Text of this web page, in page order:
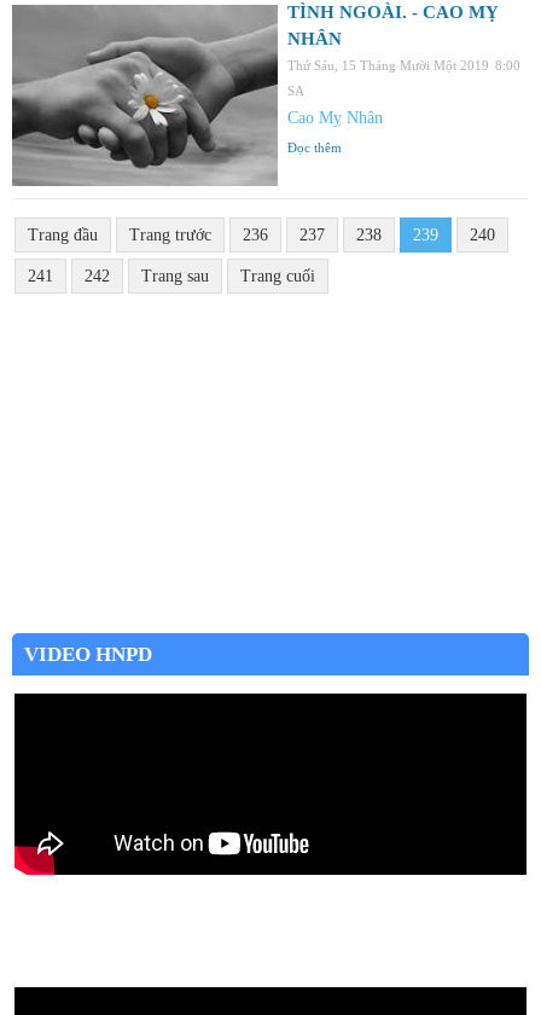
TÌNH NGOÀI. - CAO MỴ
NHÂN
Thứ Sáu, 15 Tháng Mười Một 2019 8:00
SA
Cao Mỵ Nhân
Đọc thêm
Trang đầu Trang trước 236 237 238 239 240
241 242 Trang sau Trang cuối
VIDEO HNPD